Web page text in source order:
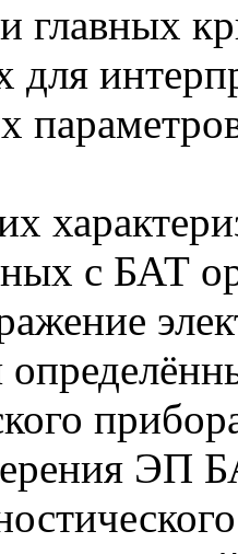
главных
для
с БАТ
ЭП